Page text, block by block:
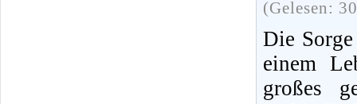
(Gelesen:
Die
einem
großes